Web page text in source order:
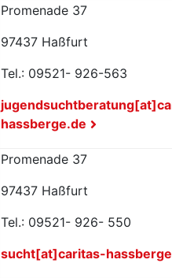
Promenade 37
97437 Haßfurt
Tel.: 09521- 926-563
hassberge.de
Promenade 37
97437 Haßfurt
Tel.: 09521- 926- 550
sucht[at]caritas-